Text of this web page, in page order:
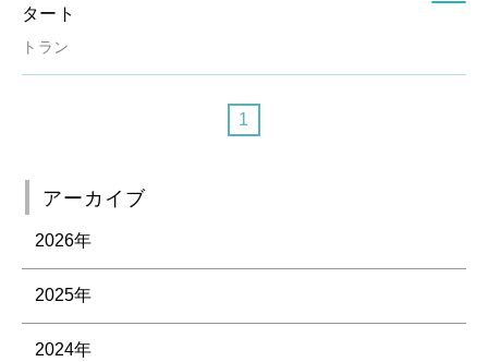
タート
トラン
アーカイブ
2026年
2025年
2024年
1